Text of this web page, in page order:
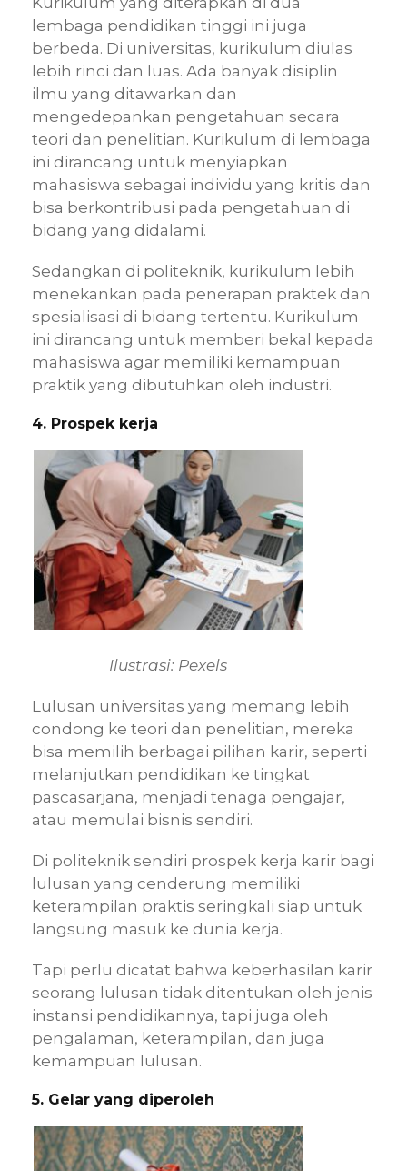
lembaga pendidikan tinggi ini juga
berbeda. Di universitas, kurikulum diulas
lebih rinci dan luas. Ada banyak disiplin
ilmu yang ditawarkan dan
mengedepankan pengetahuan secara
teori dan penelitian. Kurikulum di lembaga
ini dirancang untuk menyiapkan
mahasiswa sebagai individu yang kritis dan
bisa berkontribusi pada pengetahuan di
bidang yang didalami.
Sedangkan di politeknik, kurikulum lebih
menekankan pada penerapan praktek dan
spesialisasi di bidang tertentu. Kurikulum
ini dirancang untuk memberi bekal kepada
mahasiswa agar memiliki kemampuan
praktik yang dibutuhkan oleh industri.
4. Prospek kerja
Ilustrasi: Pexels
Lulusan universitas yang memang lebih
condong ke teori dan penelitian, mereka
bisa memilih berbagai pilihan karir, seperti
melanjutkan pendidikan ke tingkat
pascasarjana, menjadi tenaga pengajar,
atau memulai bisnis sendiri.
Di politeknik sendiri prospek kerja karir bagi
lulusan yang cenderung memiliki
keterampilan praktis seringkali siap untuk
langsung masuk ke dunia kerja.
Tapi perlu dicatat bahwa keberhasilan karir
seorang lulusan tidak ditentukan oleh jenis
instansi pendidikannya, tapi juga oleh
pengalaman, keterampilan, dan juga
kemampuan lulusan.
5. Gelar yang diperoleh